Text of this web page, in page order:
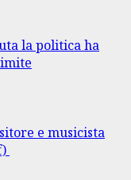
la politica ha
e musicista